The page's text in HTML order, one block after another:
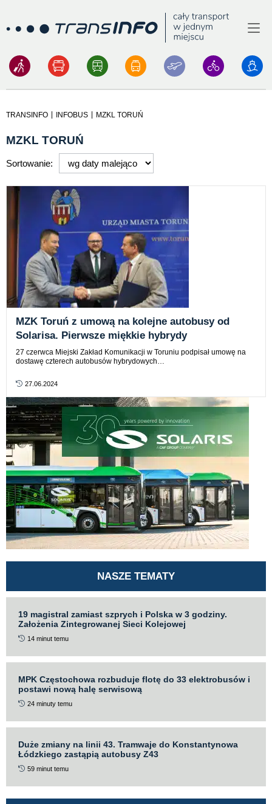
Logo Menu
TRANSINFO INFOBUS MZKL TORUŃ
MZKL TORUŃ
Sortowanie:
MZK Toruń z umową na kolejne autobusy od
Solarisa. Pierwsze miękkie hybrydy
27 czerwca Miejski Zakład Komunikacji w Toruniu podpisał umowę na
dostawę czterech autobusów hybrydowych…
27.06.2024
NASZE TEMATY
19 magistral zamiast szprych i Polska w 3 godziny.
Założenia Zintegrowanej Sieci Kolejowej
14 minut temu
MPK Częstochowa rozbuduje flotę do 33 elektrobusów i
postawi nową halę serwisową
24 minuty temu
Duże zmiany na linii 43. Tramwaje do Konstantynowa
Łódzkiego zastąpią autobusy Z43
59 minut temu